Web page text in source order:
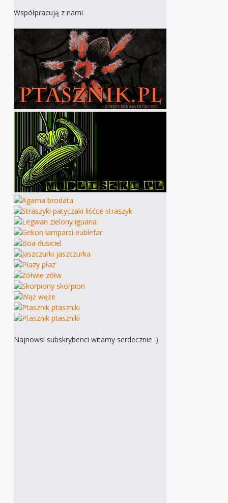
Współpracują z nami
Najnowsi subskrybenci witamy serdecznie :)